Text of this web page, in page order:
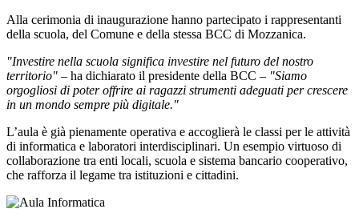
Alla cerimonia di inaugurazione hanno partecipato i rappresentanti
della scuola, del Comune e della stessa BCC di Mozzanica.
"Investire nella scuola significa investire nel futuro del nostro
territorio" – ha dichiarato il presidente della BCC – "Siamo
orgogliosi di poter offrire ai ragazzi strumenti adeguati per crescere
in un mondo sempre più digitale."
L’aula è già pienamente operativa e accoglierà le classi per le attività
di informatica e laboratori interdisciplinari. Un esempio virtuoso di
collaborazione tra enti locali, scuola e sistema bancario cooperativo,
che rafforza il legame tra istituzioni e cittadini.